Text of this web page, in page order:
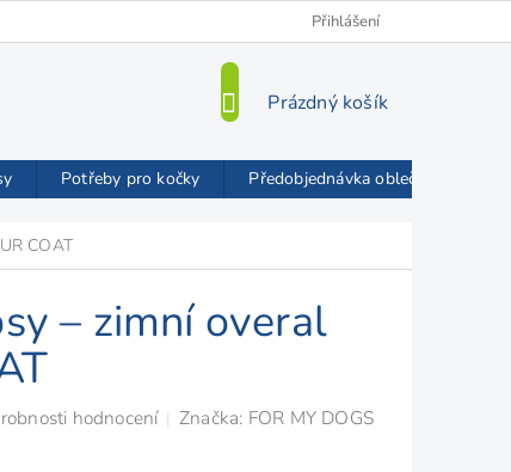
VIP Slevy
Přihlášení
NÁKUPNÍ
Prázdný košík
Potřeby pro kočky Předobjednávka oblečků FMD
COAT
– zimní overal
hodnocení Značka: FOR MY DOGS